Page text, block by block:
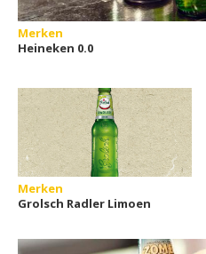
Merken
Heineken 0.0
Merken
Grolsch Radler Limoen